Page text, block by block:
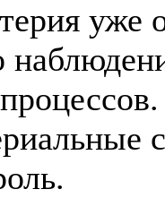
уже